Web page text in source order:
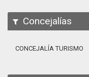
Concejalías
CONCEJALÍA TURISMO